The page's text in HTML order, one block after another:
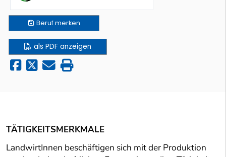
Berufmerken
als PDF anzeigen
TÄTIGKEITSMERKMALE
LandwirtInnen beschäftigen sich mit der Produktion